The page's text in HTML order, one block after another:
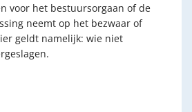
voor het bestuursorgaan of de
neemt op het bezwaar of
geldt namelijk: wie niet